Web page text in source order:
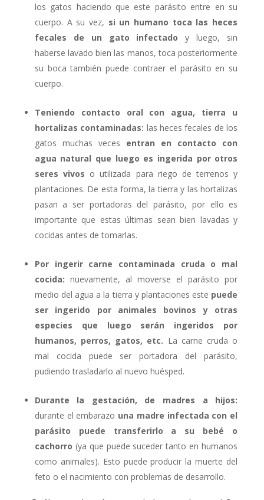
los gatos haciendo que este parásito entre en su
cuerpo. A su vez, si un humano toca las heces
fecales de un gato infectado y luego, sin
haberse lavado bien las manos, toca posteriormente
su boca también puede contraer el parásito en su
cuerpo.
Teniendo contacto oral con agua, tierra u
hortalizas contaminadas: las heces fecales de los
gatos muchas veces entran en contacto con
agua natural que luego es ingerida por otros
seres vivos o utilizada para riego de terrenos y
plantaciones. De esta forma, la tierra y las hortalizas
pasan a ser portadoras del parásito, por ello es
importante que estas últimas sean bien lavadas y
cocidas antes de tomarlas.
Por ingerir carne contaminada cruda o mal
cocida: nuevamente, al moverse el parásito por
medio del agua a la tierra y plantaciones este puede
ser ingerido por animales bovinos y otras
especies que luego serán ingeridos por
humanos, perros, gatos, etc. La carne cruda o
mal cocida puede ser portadora del parásito,
pudiendo trasladarlo al nuevo huésped.
Durante la gestación, de madres a hijos:
durante el embarazo una madre infectada con el
parásito puede transferirlo a su bebé o
cachorro (ya que puede suceder tanto en humanos
como animales). Esto puede producir la muerte del
feto o el nacimiento con problemas de desarrollo.